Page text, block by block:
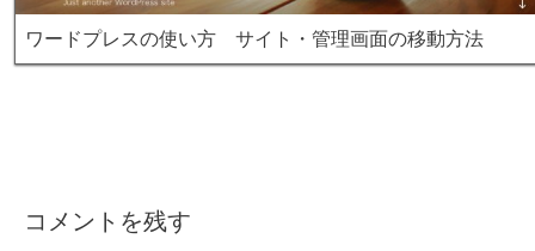
ワードプレスの使い方 サイト・管理画面の移動方法
コメントを残す